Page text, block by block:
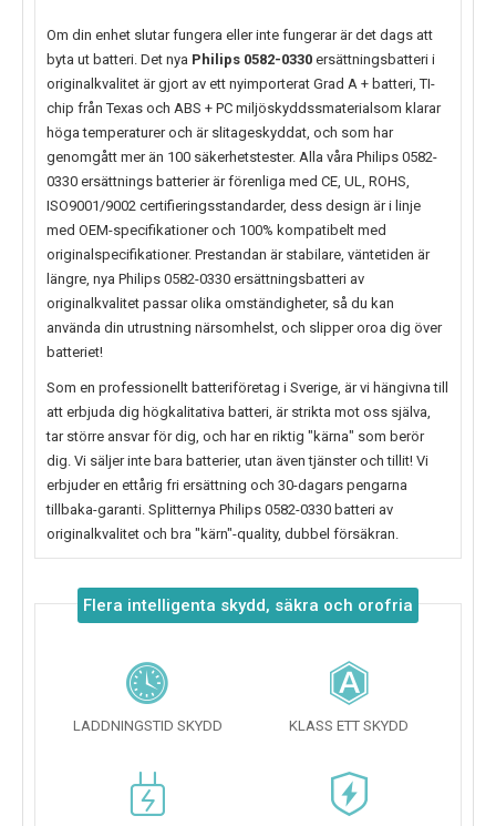
Om din enhet slutar fungera eller inte fungerar är det dags att
byta ut batteri. Det nya Philips 0582-0330 ersättningsbatteri i
originalkvalitet är gjort av ett nyimporterat Grad A + batteri, TI-
chip från Texas och ABS + PC miljöskyddssmaterialsom klarar
höga temperaturer och är slitageskyddat, och som har
genomgått mer än 100 säkerhetstester. Alla våra Philips 0582-
0330 ersättnings batterier är förenliga med CE, UL, ROHS,
ISO9001/9002 certifieringsstandarder, dess design är i linje
med OEM-specifikationer och 100% kompatibelt med
originalspecifikationer. Prestandan är stabilare, väntetiden är
längre, nya Philips 0582-0330 ersättningsbatteri av
originalkvalitet passar olika omständigheter, så du kan
använda din utrustning närsomhelst, och slipper oroa dig över
batteriet!
Som en professionellt batteriföretag i Sverige, är vi hängivna till
att erbjuda dig högkalitativa batteri, är strikta mot oss själva,
tar större ansvar för dig, och har en riktig "kärna" som berör
dig. Vi säljer inte bara batterier, utan även tjänster och tillit! Vi
erbjuder en ettårig fri ersättning och 30-dagars pengarna
tillbaka-garanti. Splitternya Philips 0582-0330 batteri av
originalkvalitet och bra "kärn"-quality, dubbel försäkran.
Flera intelligenta skydd, säkra och orofria
LADDNINGSTID SKYDD KLASS ETT SKYDD